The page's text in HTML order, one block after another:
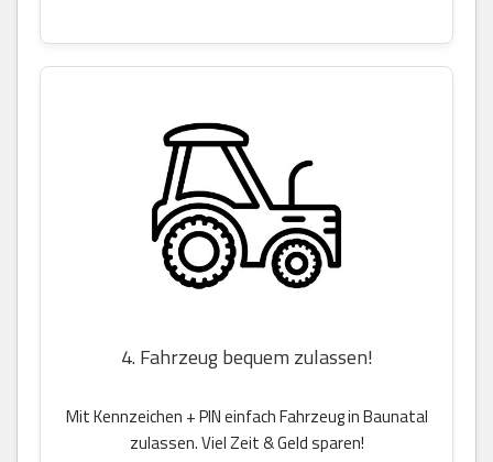
4. Fahrzeug bequem zulassen!
Mit Kennzeichen + PIN einfach Fahrzeug in Baunatal
zulassen. Viel Zeit & Geld sparen!